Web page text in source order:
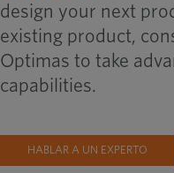
design your next
existing product,
Optimas to take
capabilities.
HABLAR A UN EXPERTO